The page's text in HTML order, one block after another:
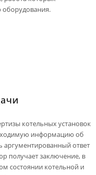
оборудования.
котельных установок
информацию об
аргументированный ответ
получает заключение, в
состоянии котельной и